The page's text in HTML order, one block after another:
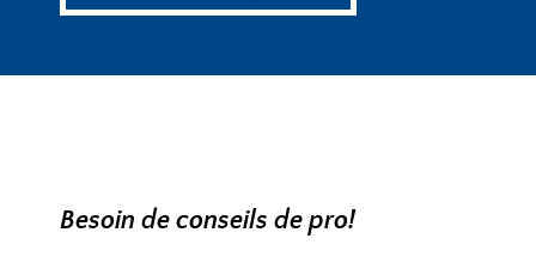
Besoin de conseils de pro!